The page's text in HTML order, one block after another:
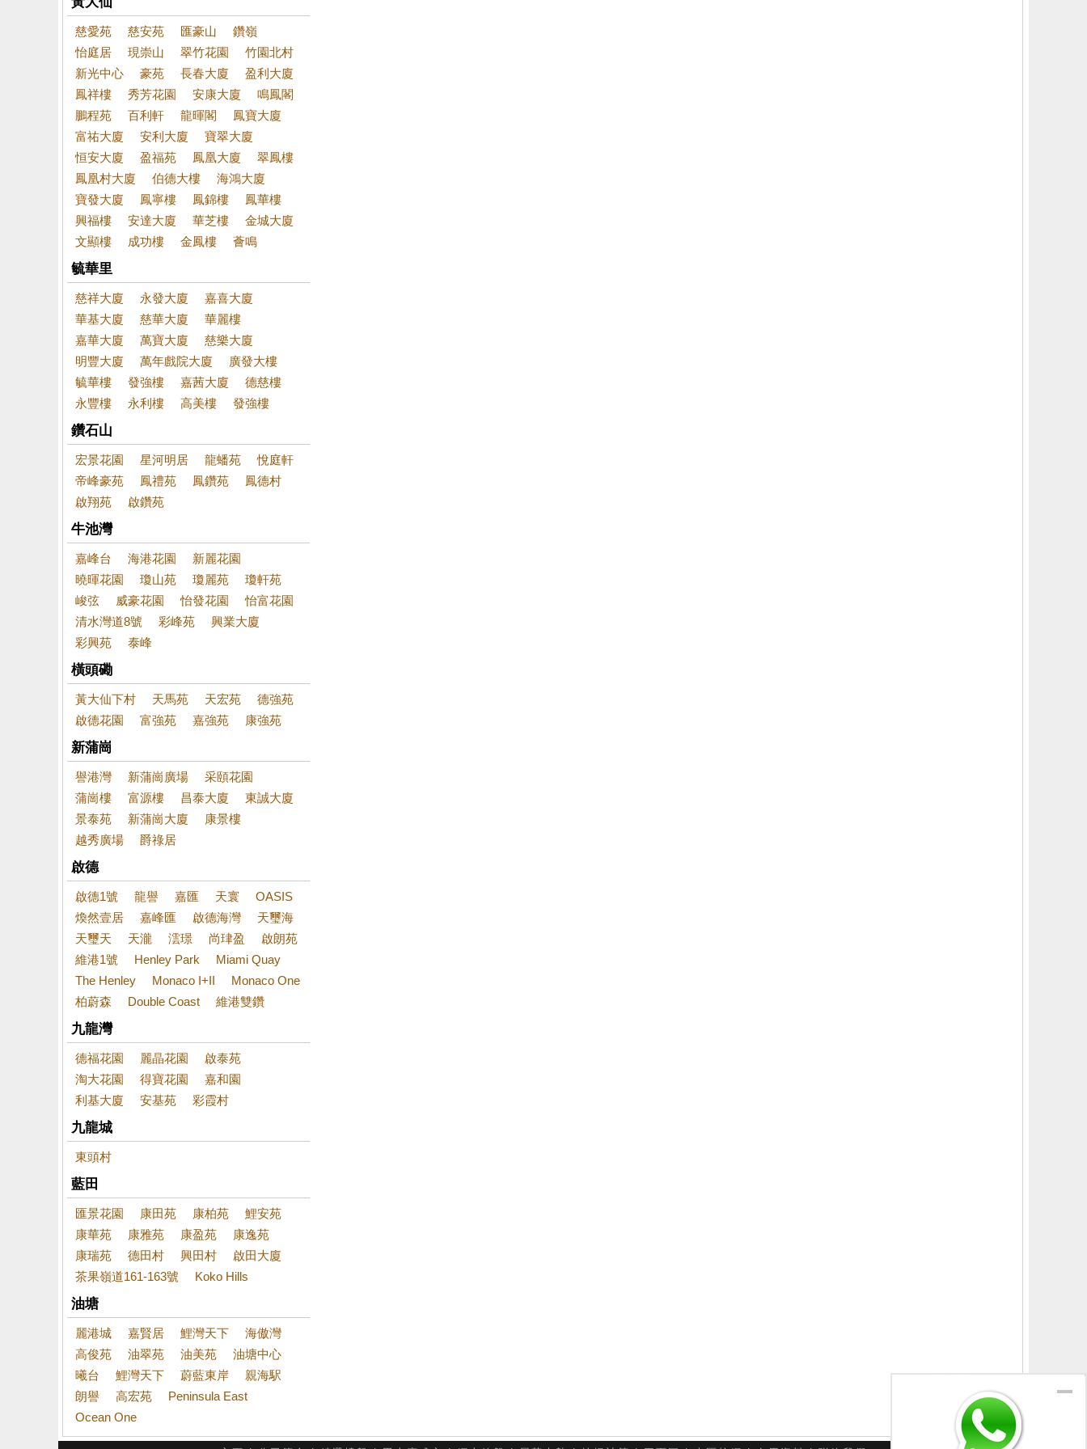
慈愛苑 慈安苑 匯豪山
鑽嶺
怡庭居
現崇山 翠竹花園
竹園北村
新光中心
豪苑 長春大廈
盈利大廈
鳳祥樓
秀芳花園 安康大廈
鳴鳳閣
鵬程苑
百利軒 龍暉閣
鳳寶大廈
富祐大廈
安利大廈
寶翠大廈
恒安大廈
盈福苑 鳳凰大廈
翠鳳樓
鳳凰村大廈
伯德大樓
海鴻大廈
寶發大廈
鳳寧樓 鳳錦樓
鳳華樓
興福樓
安達大廈 華芝樓
金城大廈
文顯樓
成功樓 金鳳樓 薈鳴
毓華里
慈祥大廈 永發大廈
嘉喜大廈
華基大廈
慈華大廈
華麗樓
嘉華大廈
萬寶大廈
慈樂大廈
明豐大廈
萬年戲院大廈
廣發大樓
毓華樓
發強樓 嘉茜大廈
德慈樓
永豐樓
永利樓 高美樓 發強樓
鑽石山
宏景花園 星河明居 龍蟠苑
悅庭軒
帝峰豪苑
鳳禮苑 鳳鑽苑
鳳德村
啟翔苑
啟鑽苑
牛池灣
嘉峰台 海港花園
新麗花園
曉暉花園
瓊山苑 瓊麗苑
瓊軒苑
峻弦
威豪花園 怡發花園
怡富花園
清水灣道8號
彩峰苑
興業大廈
彩興苑
泰峰
橫頭磡
黃大仙下村 天馬苑 天宏苑
德強苑
啟德花園
富強苑 嘉強苑 康強苑
新蒲崗
譽港灣 新蒲崗廣場
采頤花園
蒲崗樓
富源樓 昌泰大廈
東誠大廈
景泰苑
新蒲崗大廈
康景樓
越秀廣場
爵祿居
啟德
啟德1號 龍譽 嘉匯 天寰
OASIS
煥然壹居
嘉峰匯 啟德海灣
天璽海
天璽天
天瀧 澐璟 尚珒盈
啟朗苑
維港1號
Henley Park
Miami Quay
The Henley
Monaco I+II
Monaco One
柏蔚森
Double Coast 維港雙鑽
九龍灣
德福花園 麗晶花園
啟泰苑
淘大花園
得寶花園
嘉和園
利基大廈
安基苑 彩霞村
九龍城
東頭村
藍田
匯景花園 康田苑 康柏苑
鯉安苑
康華苑
康雅苑 康盈苑
康逸苑
康瑞苑
德田村 興田村
啟田大廈
茶果嶺道161-163號
Koko Hills
油塘
麗港城 嘉賢居 鯉灣天下
海傲灣
高俊苑
油翠苑 油美苑
油塘中心
曦台
鯉灣天下 蔚藍東岸
親海駅
朗譽
高宏苑
Peninsula East
Ocean One